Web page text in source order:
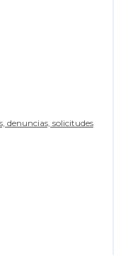
denuncias, solicitudes